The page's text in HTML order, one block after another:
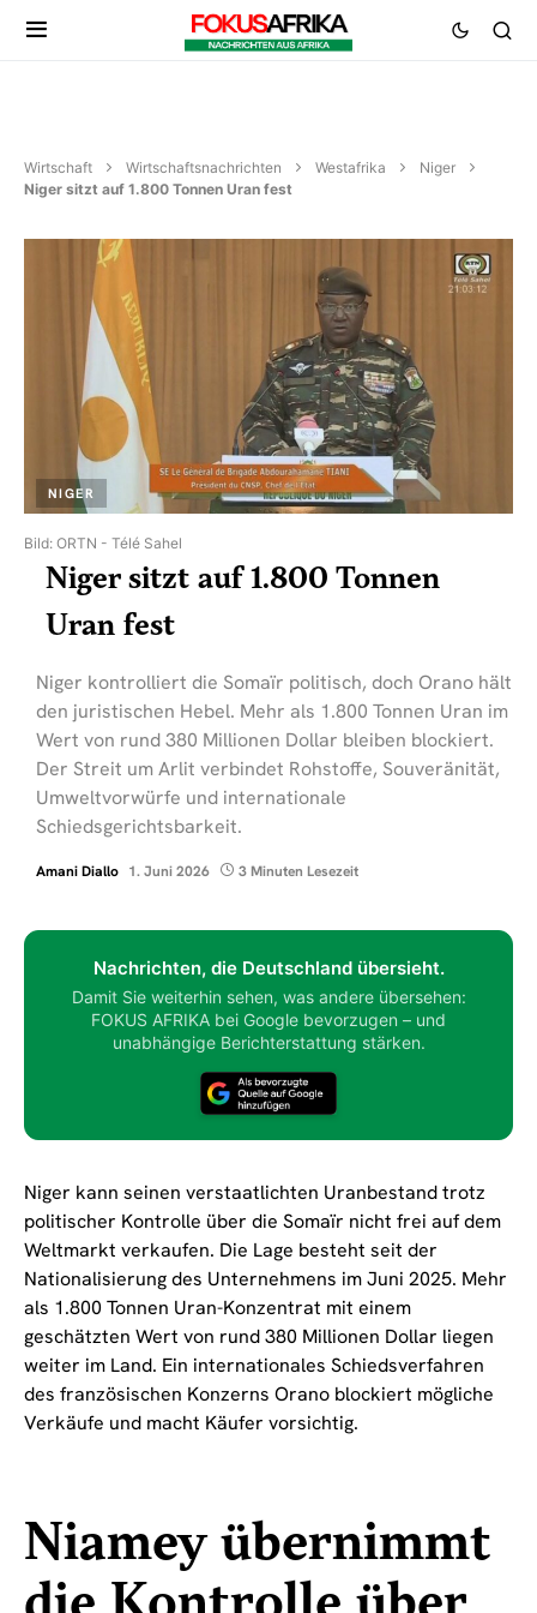
Wirtschaft Wirtschaftsnachrichten Westafrika
Niger
Niger sitzt auf 1.800 Tonnen Uran fest
Bild: ORTN - Télé Sahel
NIGER
Niger sitzt auf 1.800 Tonnen
Uran fest
Niger kontrolliert die Somaïr politisch, doch Orano hält
den juristischen Hebel. Mehr als 1.800 Tonnen Uran im
Wert von rund 380 Millionen Dollar bleiben blockiert.
Der Streit um Arlit verbindet Rohstoffe, Souveränität,
Umweltvorwürfe und internationale
Schiedsgerichtsbarkeit.
Amani Diallo 1. Juni 2026 3 Minuten Lesezeit
Nachrichten, die Deutschland übersieht.
Damit Sie weiterhin sehen, was andere übersehen:
FOKUS AFRIKA bei Google bevorzugen – und
unabhängige Berichterstattung stärken.
Niger kann seinen verstaatlichten Uranbestand trotz
politischer Kontrolle über die Somaïr nicht frei auf dem
Weltmarkt verkaufen. Die Lage besteht seit der
Nationalisierung des Unternehmens im Juni 2025. Mehr
als 1.800 Tonnen Uran-Konzentrat mit einem
geschätzten Wert von rund 380 Millionen Dollar liegen
weiter im Land. Ein internationales Schiedsverfahren
des französischen Konzerns Orano blockiert mögliche
Verkäufe und macht Käufer vorsichtig.
Niamey übernimmt